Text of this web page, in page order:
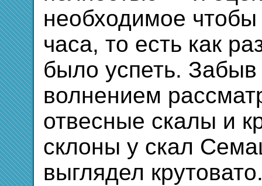
необходимое чтобы
часа, то есть как
было успеть. Забыв
волнением
отвесные скалы и
склоны у скал
выглядел